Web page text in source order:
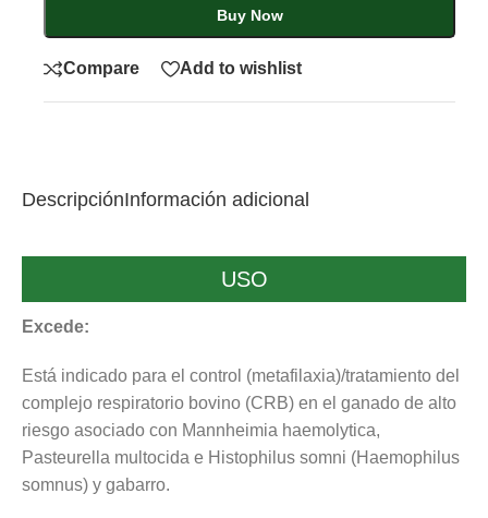
Buy Now
Compare Add to wishlist
DescripciónInformación adicional
USO
Excede:
Está indicado para el control (metafilaxia)/tratamiento del
complejo respiratorio bovino (CRB) en el ganado de alto
riesgo asociado con Mannheimia haemolytica,
Pasteurella multocida e Histophilus somni (Haemophilus
somnus) y gabarro.